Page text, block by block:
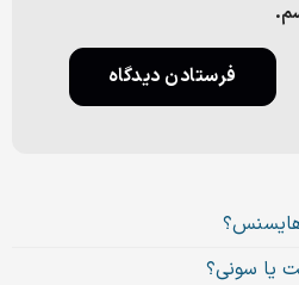
هایسنس؟
یا سونی؟